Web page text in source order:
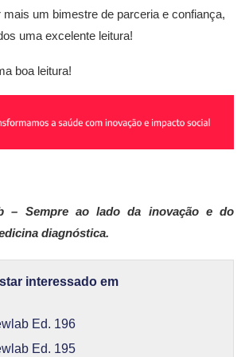
um bimestre de parceria e confiança,
uma excelente leitura!
boa leitura!
– Sempre ao lado da inovação e do
diagnóstica.
interessado em
Ed. 196
Ed. 195